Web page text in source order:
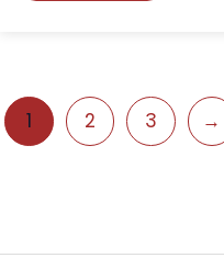
1 2 3 →